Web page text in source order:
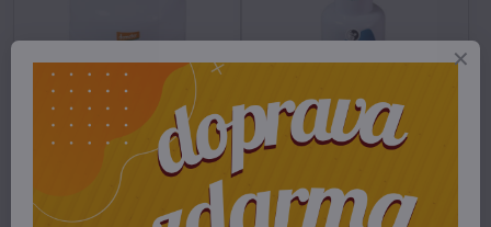
Martina Gebhardt pleťový
krém na opaľovanie SPF6
50ml
Skladom
Martina Gebhardt pleťové
maslom 100ml
Skladom